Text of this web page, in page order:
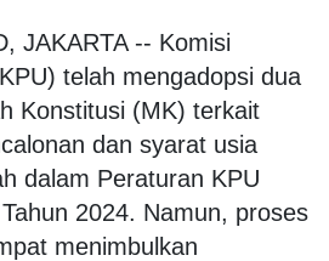
JAKARTA -- Komisi
telah mengadopsi dua
Konstitusi (MK) terkait
dan syarat usia
dalam Peraturan KPU
2024. Namun, proses
menimbulkan